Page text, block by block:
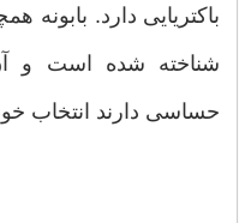
باکتریایی دارد. بابونه
شناخته شده است و
حساسی دارند انتخاب